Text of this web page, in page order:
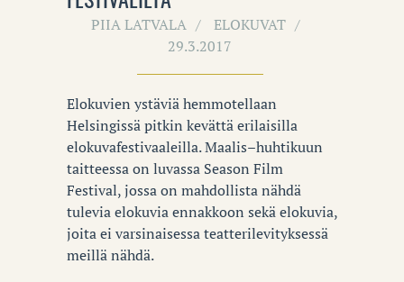
PIIA LATVALA
ELOKUVAT
29.3.2017
Elokuvien ystäviä hemmotellaan
Helsingissä pitkin kevättä erilaisilla
elokuvafestivaaleilla. Maalis–huhtikuun
taitteessa on luvassa Season Film
Festival, jossa on mahdollista nähdä
tulevia elokuvia ennakkoon sekä elokuvia,
joita ei varsinaisessa teatterilevityksessä
meillä nähdä.